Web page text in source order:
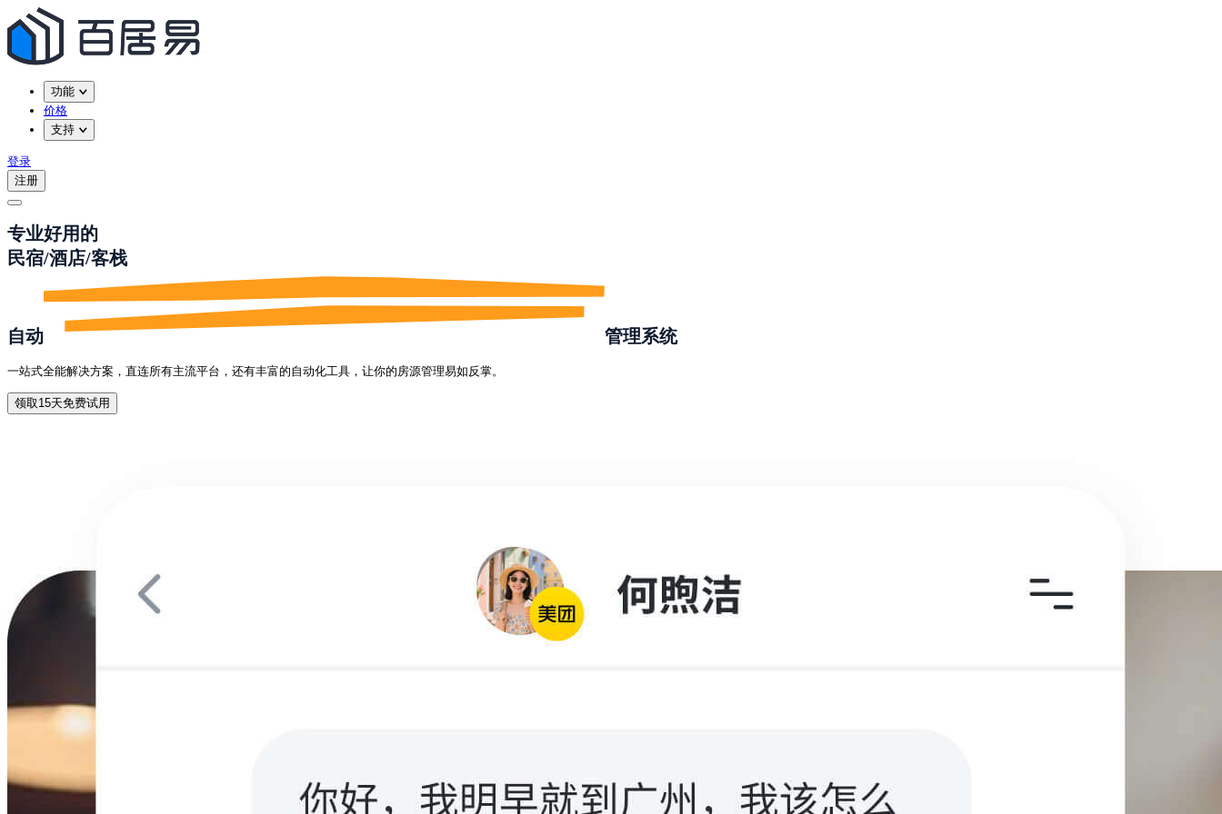
功能
价格
支持
登录
注册
专业好用的
民宿/酒店/客栈
自动 管理系统
一站式全能解决方案，直连所有主流平台，还有丰富的自动化工具，让你的房源管理易如反掌。
领取15天免费试用